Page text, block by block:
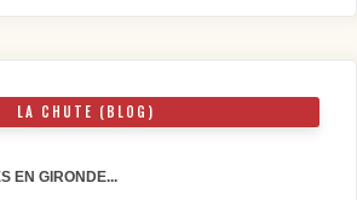
LA CHUTE (BLOG)
EN GIRONDE...